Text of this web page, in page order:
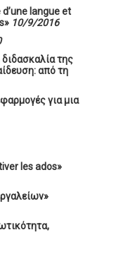
langue et
10/9/2016
διδασκαλία της
από τη
για μια
les ados»